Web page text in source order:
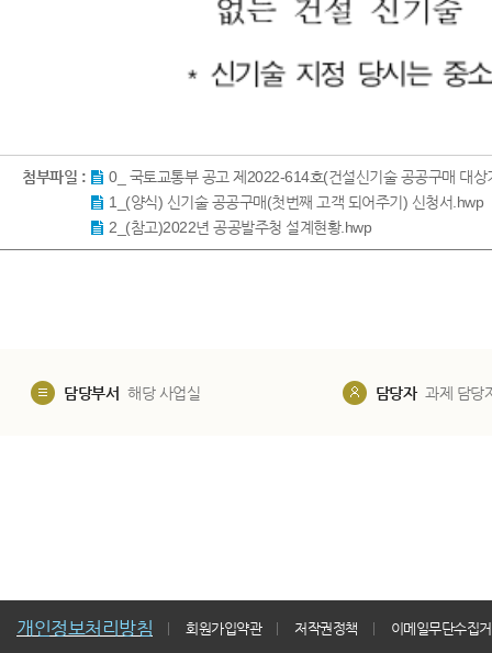
첨부파일 :
0_ 국토교통부 공고 제2022-614호(건설신기술 공공구매 대상
1_(양식) 신기술 공공구매(첫번째 고객 되어주기) 신청서.hwp
2_(참고)2022년 공공발주청 설계현황.hwp
담당부서 해당 사업실 담당자 과제 담당
개인정보처리방침 회원가입약관 저작권정책 이메일무단수집